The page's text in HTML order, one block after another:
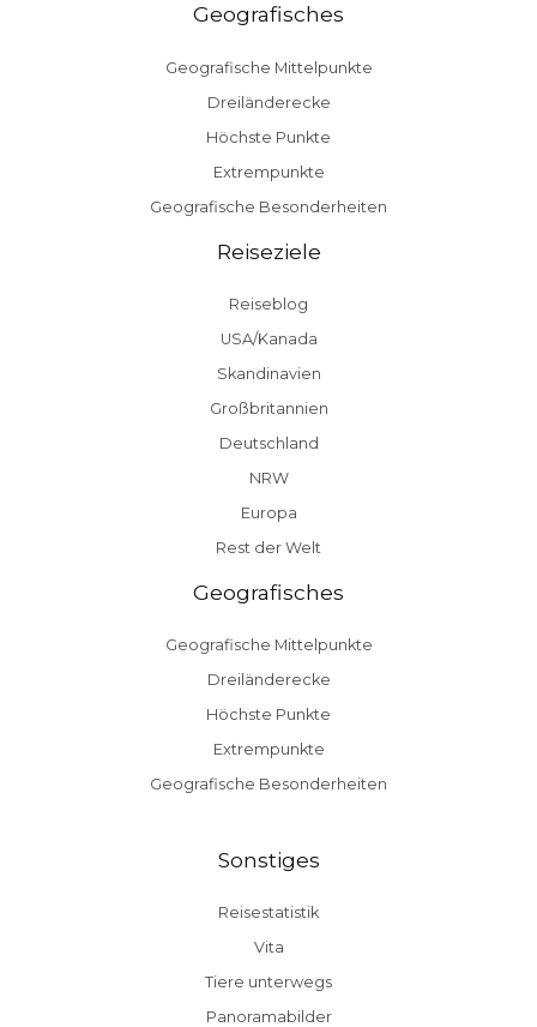
Geografisches
Geografische Mittelpunkte
Dreiländerecke
Höchste Punkte
Extrempunkte
Geografische Besonderheiten
Reiseziele
Reiseblog
USA/Kanada
Skandinavien
Großbritannien
Deutschland
NRW
Europa
Rest der Welt
Geografisches
Geografische Mittelpunkte
Dreiländerecke
Höchste Punkte
Extrempunkte
Geografische Besonderheiten
Sonstiges
Reisestatistik
Vita
Tiere unterwegs
Panoramabilder